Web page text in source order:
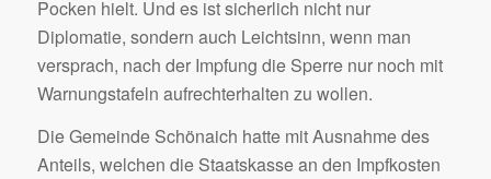
Pocken hielt. Und es ist sicherlich nicht nur
Diplomatie, sondern auch Leichtsinn, wenn man
versprach, nach der Impfung die Sperre nur noch mit
Warnungstafeln aufrechterhalten zu wollen.
Die Gemeinde Schönaich hatte mit Ausnahme des
Anteils, welchen die Staatskasse an den Impfkosten